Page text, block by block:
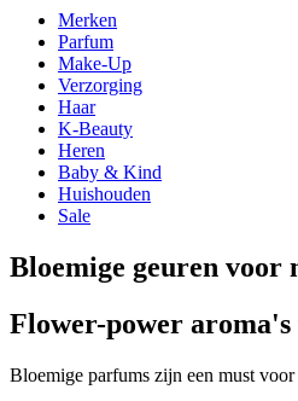
Merken
Parfum
Make-Up
Verzorging
Haar
K-Beauty
Heren
Baby & Kind
Huishouden
Sale
Bloemige geuren voor
Flower-power
Bloemige parfums zijn een must